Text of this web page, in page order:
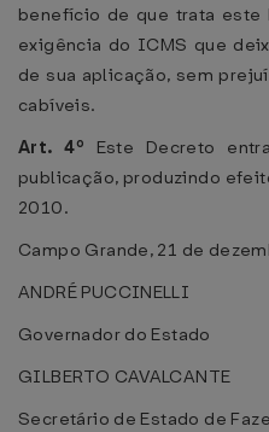
benefício de que trata este
exigência do ICMS que
de sua aplicação, sem
cabíveis.
Art. 4º Este Decreto
publicação, produzindo
2010.
Campo Grande, 21 de
ANDRÉ PUCCINELLI
Governador do Estado
GILBERTO CAVALCANTE
Secretário de Estado de